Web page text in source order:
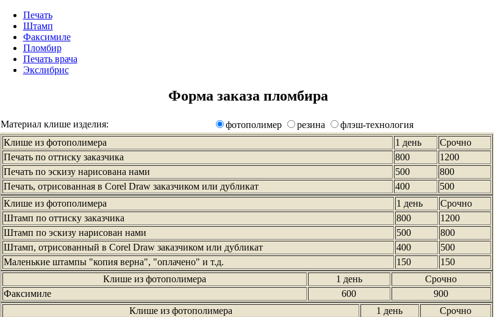
Печать
Штамп
Факсимиле
Пломбир
Печать врача
Экслибрис
Форма заказа пломбира
Материал клише изделия: фотополимер резина
флэш-технология
Клише из фотополимера
1 день
Срочно
Печать по оттиску заказчика
800
1200
Печать по эскизу нарисована нами
500
800
Печать, отрисованная в Corel Draw заказчикомили дубликат 400
500
Клише из фотополимера
1 день
Срочно
Штамп по оттиску заказчика
800
1200
Штамп по эскизу нарисован нами
500
800
Штамп, отрисованный в Corel Draw заказчикомили дубликат 400
500
Маленькие штампы "копия верна", "оплачено" и т.д.
150
150
Клише из фотополимера
1 день
Срочно
Факсимиле
600
900
Клише из фотополимера
1 день
Срочно